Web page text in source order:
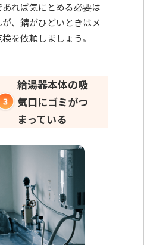
れば気にとめる必要は
、錆がひどいときはメ
を依頼しましょう。
給湯器本体の吸
気口にゴミがつ
まっている